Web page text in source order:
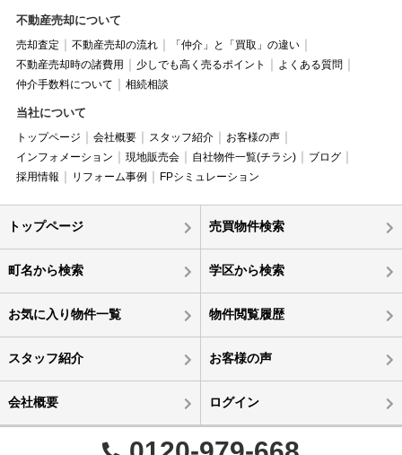
不動産売却について
売却査定 不動産売却の流れ
「仲介」と「買取」の違い
不動産売却時の諸費用
少しでも高く売るポイント
よくある質問
仲介手数料について
相続相談
当社について
トップページ 会社概要 スタッフ紹介
お客様の声
インフォメーション
現地販売会 自社物件一覧(チラシ)
ブログ
採用情報
リフォーム事例 FPシミュレーション
トップページ 売買物件検索
町名から検索 学区から検索
お気に入り物件一覧 物件閲覧履歴
スタッフ紹介 お客様の声
会社概要 ログイン